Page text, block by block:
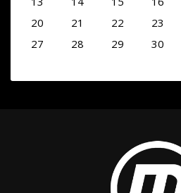
20
21 22 23
27
28 29 30